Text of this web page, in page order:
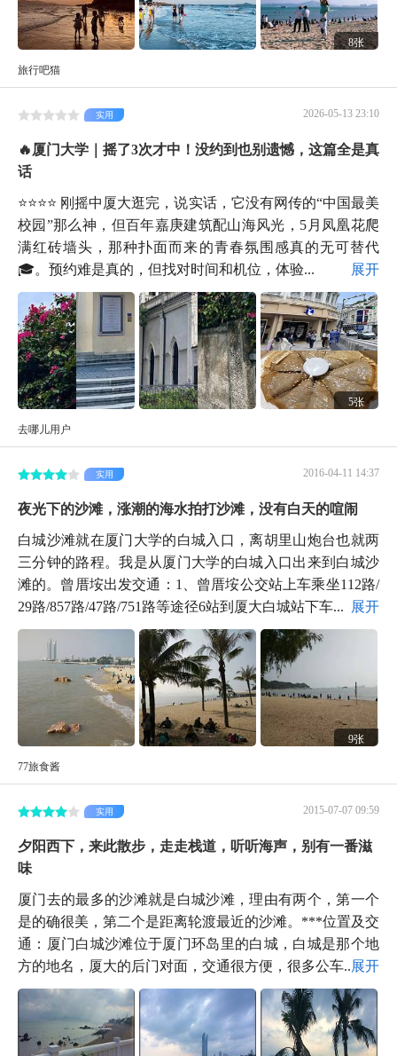
8张
旅行吧猫
2026-05-13 23:10
实用
🔥厦门大学｜摇了3次才中！没约到也别遗憾，这篇全是真
话
⭐⭐⭐⭐ 刚摇中厦大逛完，说实话，它没有网传的“中国最美
校园”那么神，但百年嘉庚建筑配山海风光，5月凤凰花爬
满红砖墙头，那种扑面而来的青春氛围感真的无可替代
🎓。预约难是真的，但找对时间和机位，体验...
展开
5张
去哪儿用户
2016-04-11 14:37
实用
夜光下的沙滩，涨潮的海水拍打沙滩，没有白天的喧闹
白城沙滩就在厦门大学的白城入口，离胡里山炮台也就两
三分钟的路程。我是从厦门大学的白城入口出来到白城沙
滩的。曾厝垵出发交通：1、曾厝垵公交站上车乘坐112路/
29路/857路/47路/751路等途径6站到厦大白城站下车...
展开
9张
77旅食酱
2015-07-07 09:59
实用
夕阳西下，来此散步，走走栈道，听听海声，别有一番滋
味
厦门去的最多的沙滩就是白城沙滩，理由有两个，第一个
是的确很美，第二个是距离轮渡最近的沙滩。***位置及交
通：厦门白城沙滩位于厦门环岛里的白城，白城是那个地
方的地名，厦大的后门对面，交通很方便，很多公车...展开